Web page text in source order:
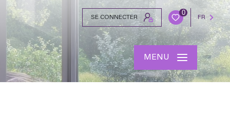
SE CONNECTER
0
FR
MENU